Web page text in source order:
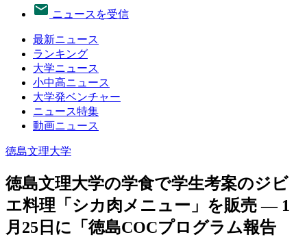
ニュースを受信
最新ニュース
ランキング
大学ニュース
小中高ニュース
大学発ベンチャー
ニュース特集
動画ニュース
徳島文理大学
徳島文理大学の学食で学生考案のジビ
エ料理「シカ肉メニュー」を販売 — 1
月25日に「徳島COCプログラム報告